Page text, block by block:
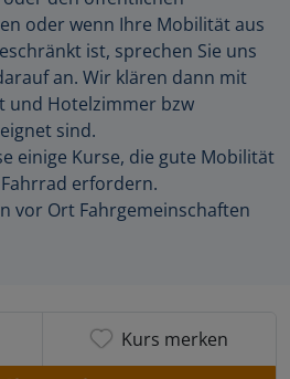
oder wenn Ihre Mobilität aus
ist, sprechen Sie uns
an. Wir klären dann mit
und Hotelzimmer bzw
sind.
einige Kurse, die gute Mobilität
erfordern.
vor Ort Fahrgemeinschaften
Kurs merken